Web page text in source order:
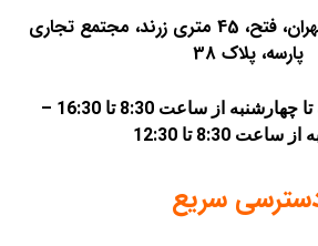
تهران، فتح، 45 متری زرند، مجتمع تجاری
پارسه، پلاک 38
شنبه تا چهارشنبه از ساعت 8:30 تا 16:30 –
ساعت 8:30 تا 12:30
سریع